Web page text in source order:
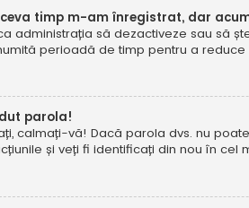
timp m-am înregistrat, dar
administrația să dezactiveze sau să
perioadă de timp pentru a
parola!
calmați-vă! Dacă parola dvs. nu
și veți fi identificați din nou în cel